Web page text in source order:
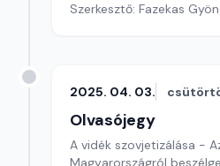
Szerkesztő: Fazekas
2025. 04. 03.
Olvasójegy
A vidék szovjetizálása -
Magyarországról